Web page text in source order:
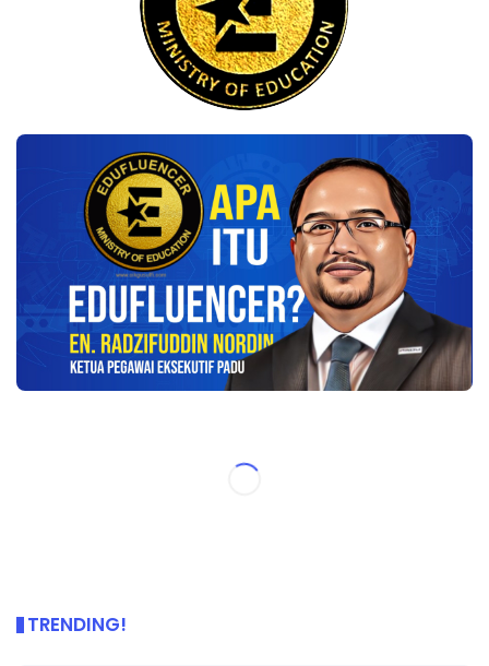
TRENDING!